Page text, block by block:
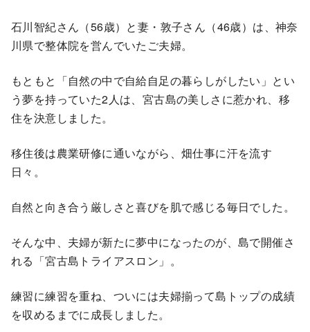
石川智紀さん（56歳）と妻・敦子さん（46歳）は、神奈
川県で整体院を営んでいたご夫婦。
もともと「自然の中で自給自足の暮らしがしたい」とい
う夢を持っていた2人は、宮古島の美しさに惹かれ、移
住を決意しました。
移住後は農業研修に通いながら、畑仕事に汗を流す
日々。
自然と向き合う厳しさと喜びを肌で感じる毎日でした。
そんな中、夫婦が新たに夢中になったのが、島で開催さ
れる「宮古島トライアスロン」。
練習に練習を重ね、ついには夫婦揃って島トップの成績
を収めるまでに成長しました。